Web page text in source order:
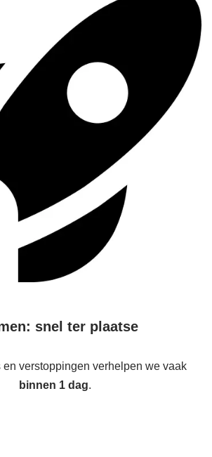
snel ter plaatse
en verstoppingen verhelpen we vaak
binnen 1 dag.